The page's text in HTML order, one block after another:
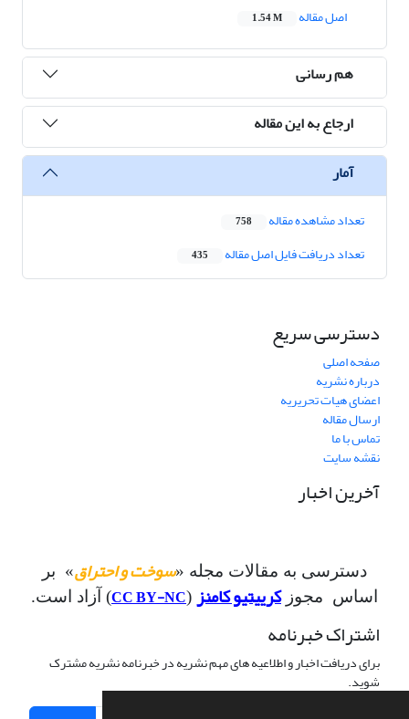
اصل مقاله
1.54 M
هم رسانی
ارجاع به این مقاله
آمار
تعداد مشاهده مقاله 758
تعداد دریافت فایل اصل مقاله 435
دسترسی سریع
صفحه اصلی
درباره نشریه
اعضای هیات تحریریه
ارسال مقاله
تماس با ما
نقشه سایت
آخرین اخبار
دسترسی به مقالات مجله «سوخت و احتراق» بر
اساس مجوزکرییتیو کامنز (
CC BY-NC) آزاد است.
اشتراک خبرنامه
برای دریافت اخبار و اطلاعیه های مهم نشریه در خبرنامه نشریه مشترک
شوید.